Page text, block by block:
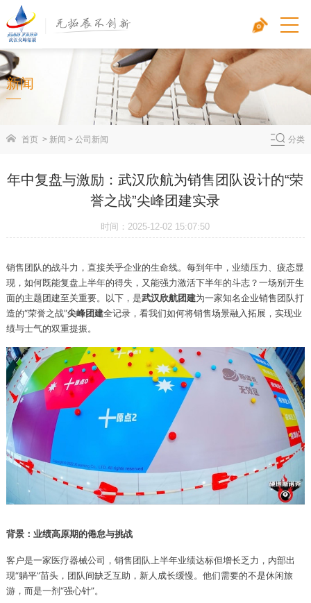
新闻
首页> 新闻 > 公司新闻 分类
年中复盘与激励：武汉欣航为销售团队设计的“荣
誉之战”尖峰团建实录
时间：2025-12-02 15:07:50
销售团队的战斗力，直接关乎企业的生命线。每到年中，业绩压力、疲态显
现，如何既能复盘上半年的得失，又能强力激活下半年的斗志？一场别开生
面的主题团建至关重要。以下，是武汉欣航团建为一家知名企业销售团队打
造的“荣誉之战”尖峰团建全记录，看我们如何将销售场景融入拓展，实现业
绩与士气的双重提振。
背景：业绩高原期的倦怠与挑战
客户是一家医疗器械公司，销售团队上半年业绩达标但增长乏力，内部出
现“躺平”苗头，团队间缺乏互助，新人成长缓慢。他们需要的不是休闲旅
游，而是一剂“强心针”。